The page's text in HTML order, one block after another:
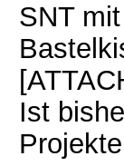
SNT
Ist